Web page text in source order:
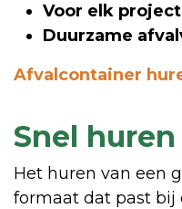
Voor elk
Duurzame
Afvalcontainer
Snel huren
Het huren van een
formaat dat past bij